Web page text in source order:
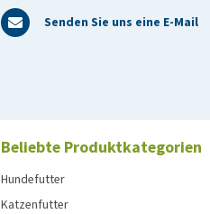
Senden Sie uns eine E-Mail
Beliebte Produktkategorien
Hundefutter
Katzenfutter